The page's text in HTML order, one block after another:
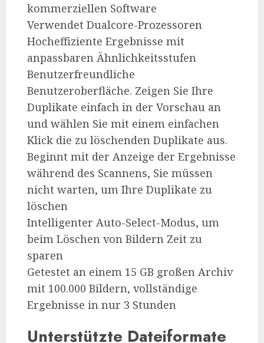
kommerziellen Software
Verwendet Dualcore-Prozessoren
Hocheffiziente Ergebnisse mit
anpassbaren Ähnlichkeitsstufen
Benutzerfreundliche
Benutzeroberfläche. Zeigen Sie Ihre
Duplikate einfach in der Vorschau an
und wählen Sie mit einem einfachen
Klick die zu löschenden Duplikate aus.
Beginnt mit der Anzeige der Ergebnisse
während des Scannens, Sie müssen
nicht warten, um Ihre Duplikate zu
löschen
Intelligenter Auto-Select-Modus, um
beim Löschen von Bildern Zeit zu
sparen
Getestet an einem 15 GB großen Archiv
mit 100.000 Bildern, vollständige
Ergebnisse in nur 3 Stunden
Unterstützte Dateiformate